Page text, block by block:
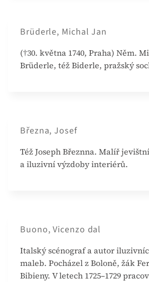
Brüderle, Michal Jan
(†30. května 1740, Praha) Něm.
Brüderle, též Biderle, pražský
Března, Josef
Též Joseph Březnna. Malíř
a iluzivní výzdoby interiérů.
Buono, Vicenzo dal
Italský scénograf a autor
maleb. Pocházel z Boloně, žák
Bibieny. V letech 1725–1729